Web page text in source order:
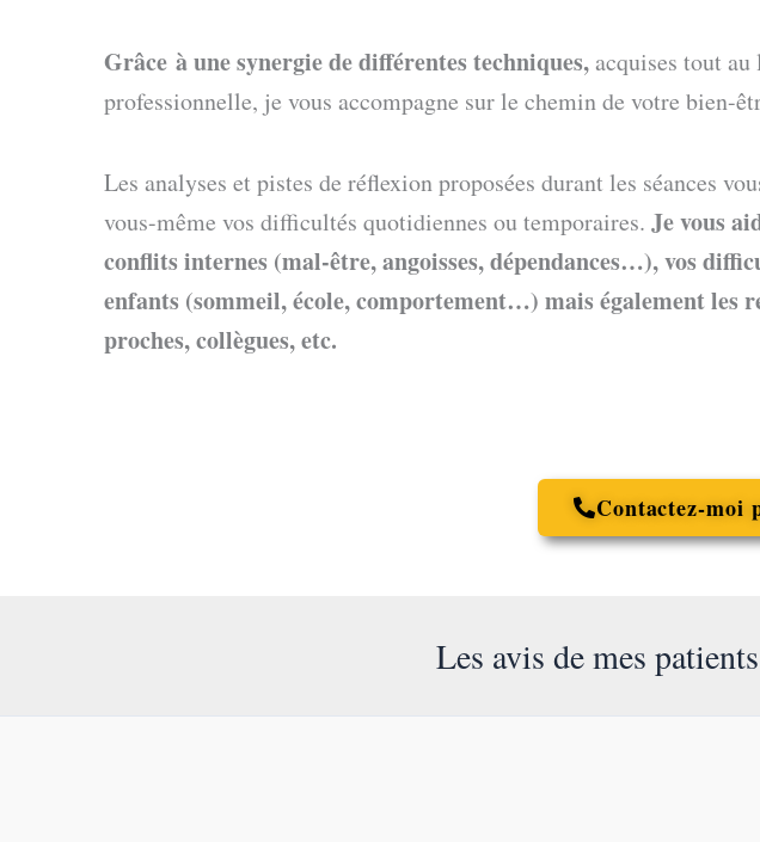
Grâce à une synergie de différentes techniques, acquises tout
professionnelle, je vous accompagne sur le chemin de votre bien-
Les analyses et pistes de réflexion proposées durant les séances
vous-même vos difficultés quotidiennes ou temporaires. Je vous
conflits internes (mal-être, angoisses, dépendances…), vos
enfants (sommeil, école, comportement…) mais également les
proches, collègues, etc.
Contactez-moi
Les avis de mes